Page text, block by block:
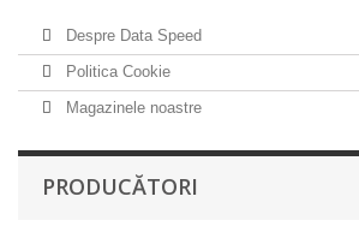
Despre Data Speed
Politica Cookie
Magazinele noastre
PRODUCĂTORI